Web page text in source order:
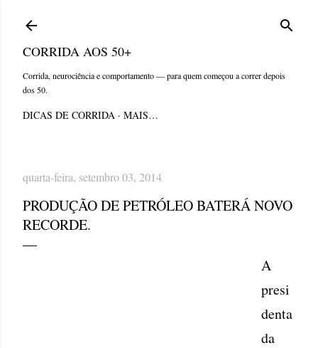
CORRIDA AOS 50+
Corrida, neurociência e comportamento — para quem começou a correr depois
dos 50.
DICAS DE CORRIDA MAIS…
quarta-feira, setembro 03, 2014
PRODUÇÃO DE PETRÓLEO BATERÁ NOVO
RECORDE.
A
presi
denta
da